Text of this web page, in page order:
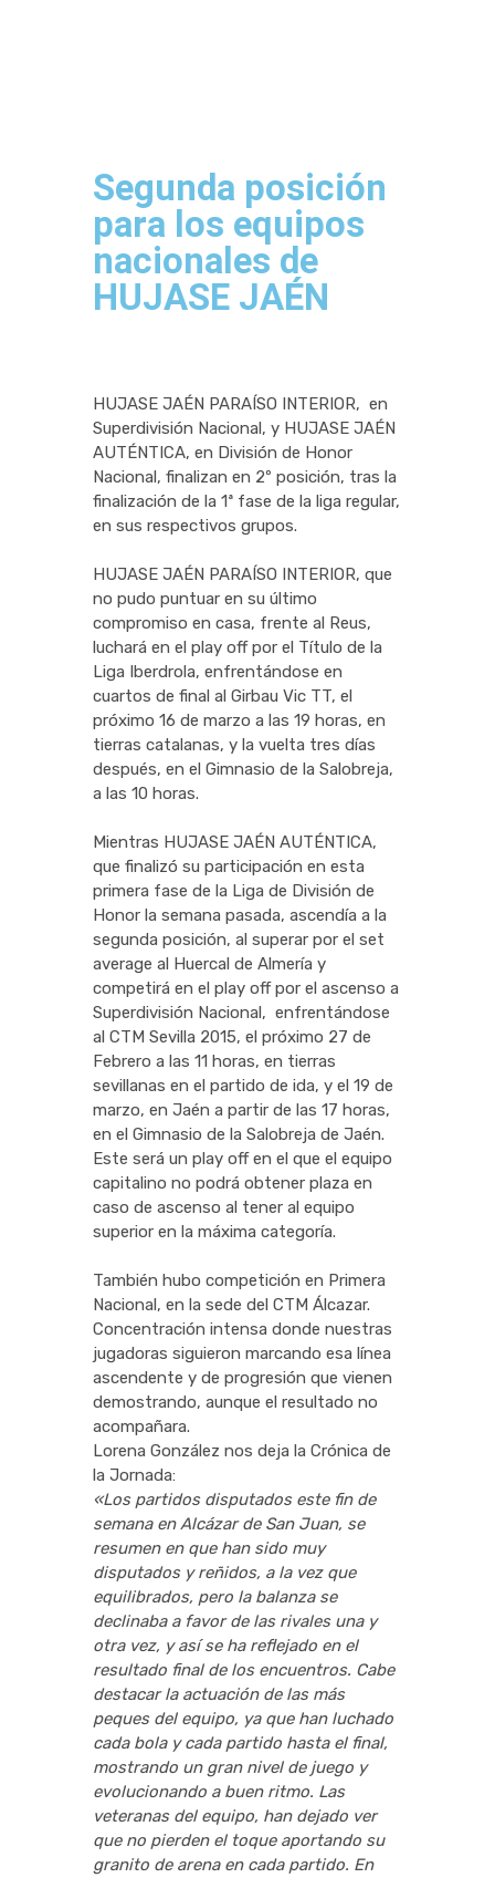
Segunda posición
para los equipos
nacionales de
HUJASE JAÉN
HUJASE JAÉN PARAÍSO INTERIOR, en
Superdivisión Nacional, y HUJASE JAÉN
AUTÉNTICA, en División de Honor
Nacional, finalizan en 2º posición, tras la
finalización de la 1ª fase de la liga regular,
en sus respectivos grupos.
HUJASE JAÉN PARAÍSO INTERIOR, que
no pudo puntuar en su último
compromiso en casa, frente al Reus,
luchará en el play off por el Título de la
Liga Iberdrola, enfrentándose en
cuartos de final al Girbau Vic TT, el
próximo 16 de marzo a las 19 horas, en
tierras catalanas, y la vuelta tres días
después, en el Gimnasio de la Salobreja,
a las 10 horas.
Mientras HUJASE JAÉN AUTÉNTICA,
que finalizó su participación en esta
primera fase de la Liga de División de
Honor la semana pasada, ascendía a la
segunda posición, al superar por el set
average al Huercal de Almería y
competirá en el play off por el ascenso a
Superdivisión Nacional, enfrentándose
al CTM Sevilla 2015, el próximo 27 de
Febrero a las 11 horas, en tierras
sevillanas en el partido de ida, y el 19 de
marzo, en Jaén a partir de las 17 horas,
en el Gimnasio de la Salobreja de Jaén.
Este será un play off en el que el equipo
capitalino no podrá obtener plaza en
caso de ascenso al tener al equipo
superior en la máxima categoría.
También hubo competición en Primera
Nacional, en la sede del CTM Álcazar.
Concentración intensa donde nuestras
jugadoras siguieron marcando esa línea
ascendente y de progresión que vienen
demostrando, aunque el resultado no
acompañara.
Lorena González nos deja la Crónica de
la Jornada:
«Los partidos disputados este fin de
semana en Alcázar de San Juan, se
resumen en que han sido muy
disputados y reñidos, a la vez que
equilibrados, pero la balanza se
declinaba a favor de las rivales una y
otra vez, y así se ha reflejado en el
resultado final de los encuentros. Cabe
destacar la actuación de las más
peques del equipo, ya que han luchado
cada bola y cada partido hasta el final,
mostrando un gran nivel de juego y
evolucionando a buen ritmo. Las
veteranas del equipo, han dejado ver
que no pierden el toque aportando su
granito de arena en cada partido. En